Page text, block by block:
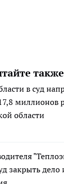
в суд
миллионов
области
закрыть дело